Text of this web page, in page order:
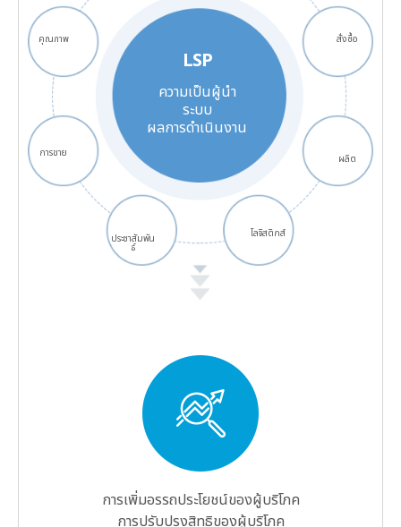
LSP
ความเป็นผู้นำ
ระบบ
ผลการดำเนินงาน
คุณภาพ
การขาย
ประชาสัมพัน
ธ์
โลจิสติกส์
ผลิต
สั่งซื้อ
การเพิ่มอรรถประโยชน์ของผู้บริโภค
การปรับปรุงสิทธิของผู้บริโภค